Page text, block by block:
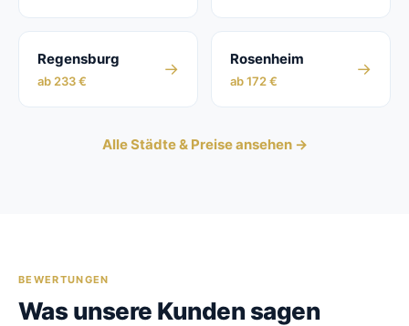
Regensburg
ab 233 €
→
Rosenheim
ab 172 €
→
Alle Städte & Preise ansehen →
BEWERTUNGEN
Was unsere Kunden sagen